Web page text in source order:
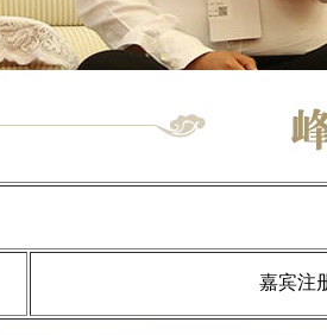
嘉宾注